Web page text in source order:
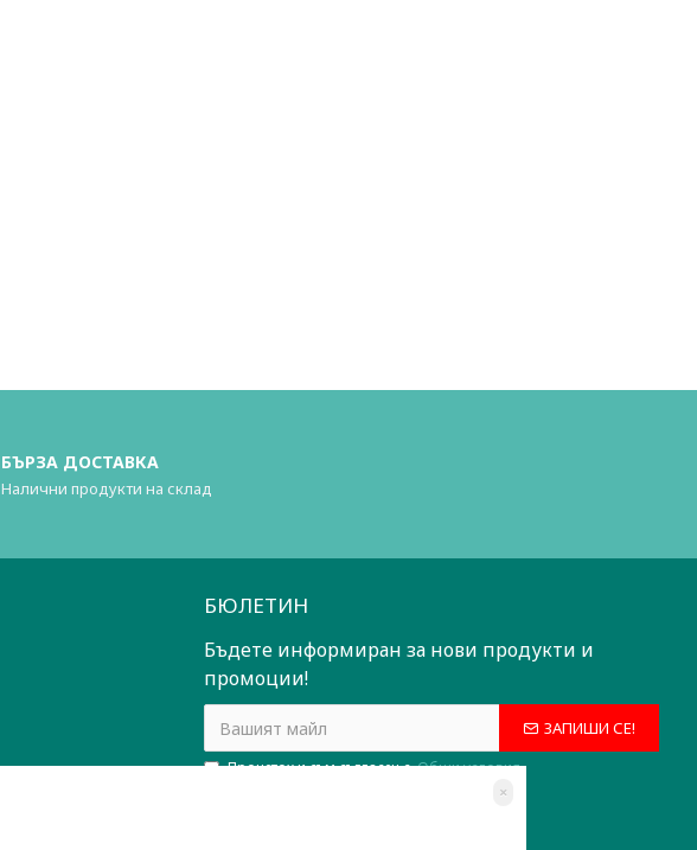
БЪРЗА ДОСТАВКА
Налични продукти на склад
БЮЛЕТИН
Бъдете информиран за нови продукти и
промоции!
ЗАПИШИ СЕ!
Прочетох и съм съгласен сОбщи условия
×